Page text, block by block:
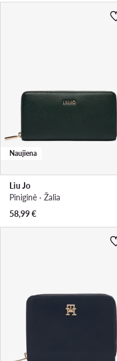
Naujiena
Liu Jo
Piniginė · Žalia
58,99€